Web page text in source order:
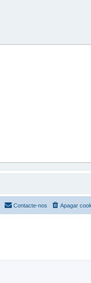
Apagar
Contacte-nos